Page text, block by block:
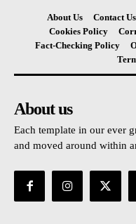
About Us Contact Us
Cookies Policy
Fact-Checking Policy
About us
Each template in our ever
and moved around within